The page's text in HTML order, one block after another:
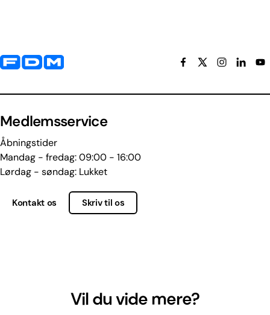
Yderligere information og kontaktoplysninger
Medlemsservice
Åbningstider
Mandag - fredag: 09:00 - 16:00
Lørdag - søndag: Lukket
Kontakt os Skriv til os
Vil du vide mere?